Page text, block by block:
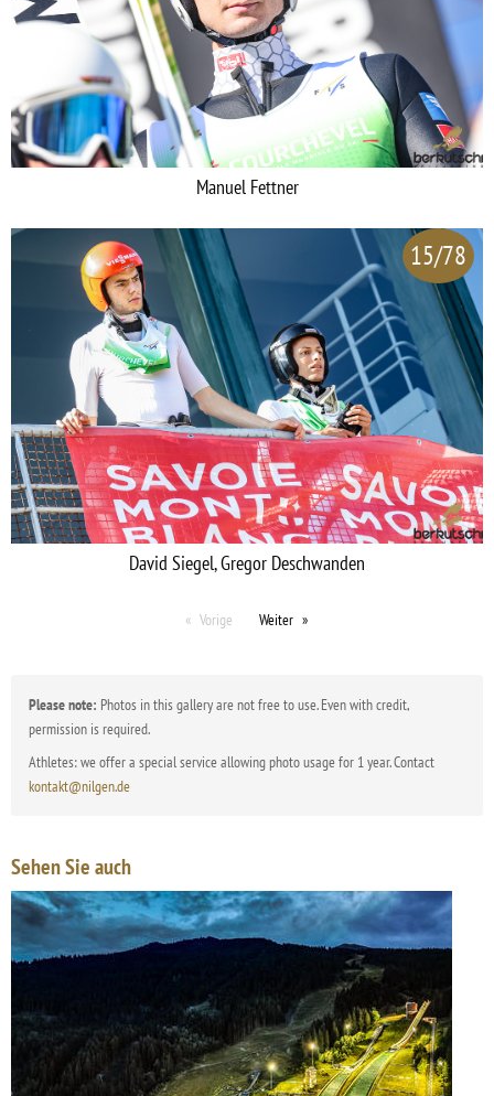
Manuel Fettner
15/78
David Siegel, Gregor Deschwanden
Vorige Weiter
Please note: Photos in this gallery are not free to use. Even with credit,
permission is required.
Athletes: we offer a special service allowing photo usage for 1 year. Contact
kontakt@nilgen.de
Sehen Sie auch